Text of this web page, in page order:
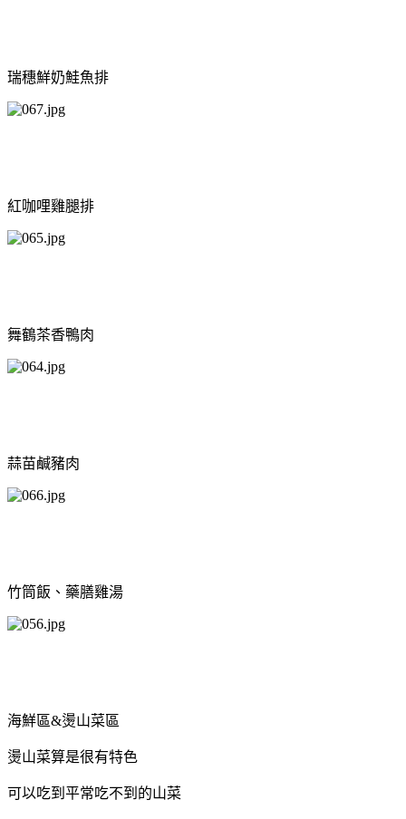
瑞穗鮮奶鮭魚排
紅咖哩雞腿排
舞鶴茶香鴨肉
蒜苗鹹豬肉
竹筒飯、藥膳雞湯
海鮮區&燙山菜區
燙山菜算是很有特色
可以吃到平常吃不到的山菜